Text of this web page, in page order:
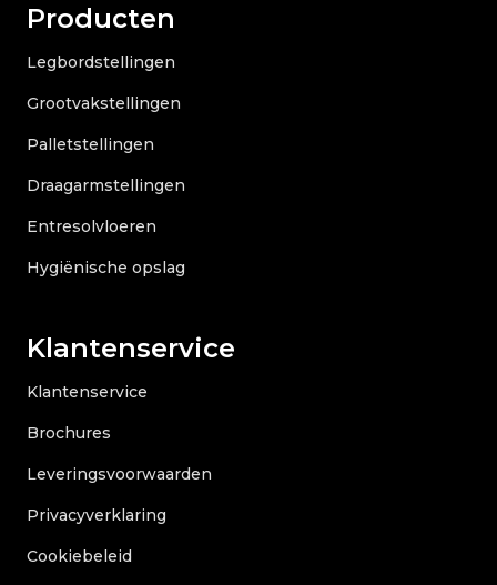
Producten
Legbordstellingen
Grootvakstellingen
Palletstellingen
Draagarmstellingen
Entresolvloeren
Hygiënische opslag
Klantenservice
Klantenservice
Brochures
Leveringsvoorwaarden
Privacyverklaring
Cookiebeleid